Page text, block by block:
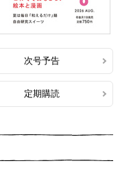
次号予告
定期購読